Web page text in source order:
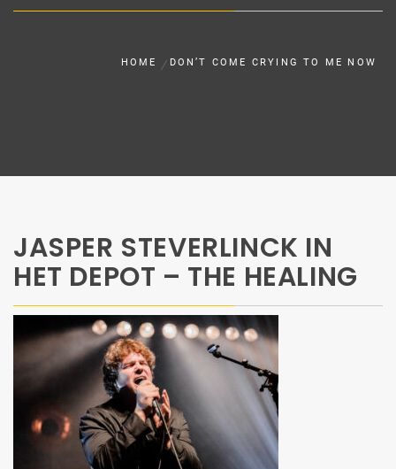
HOME DON’T COME CRYING TO ME NOW
JASPER STEVERLINCK IN
HET DEPOT – THE HEALING